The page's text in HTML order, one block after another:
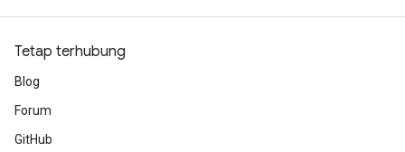
Tetap terhubung
Blog
Forum
GitHub